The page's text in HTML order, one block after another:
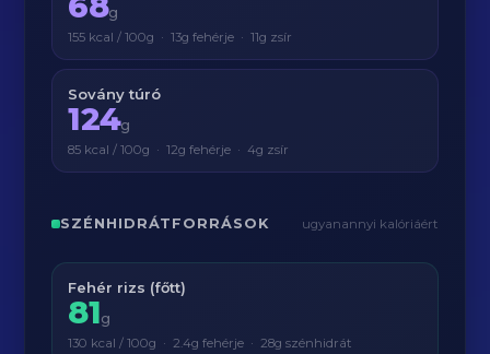
g
155 kcal / 100g · 13g fehérje · 11g zsír
Sovány túró
124g
85 kcal / 100g · 12g fehérje · 4g zsír
SZÉNHIDRÁTFORRÁSOK ugyanannyi kalóriáért
Fehér rizs (főtt)
81g
130 kcal / 100g · 2.4g fehérje · 28g szénhidrát